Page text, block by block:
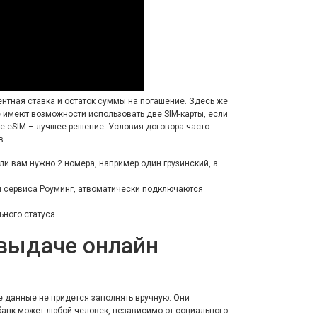
ставка и остаток суммы на погашение. Здесь же
возможности использовать две SIM-карты, если
eSIM – лучшее решение. Условия договора часто
вам нужно 2 номера, например один грузинский, а
Роуминг, атвоматически подключаются
статуса.
онлайн
не придется заполнять вручную. Они
может любой человек, независимо от социального